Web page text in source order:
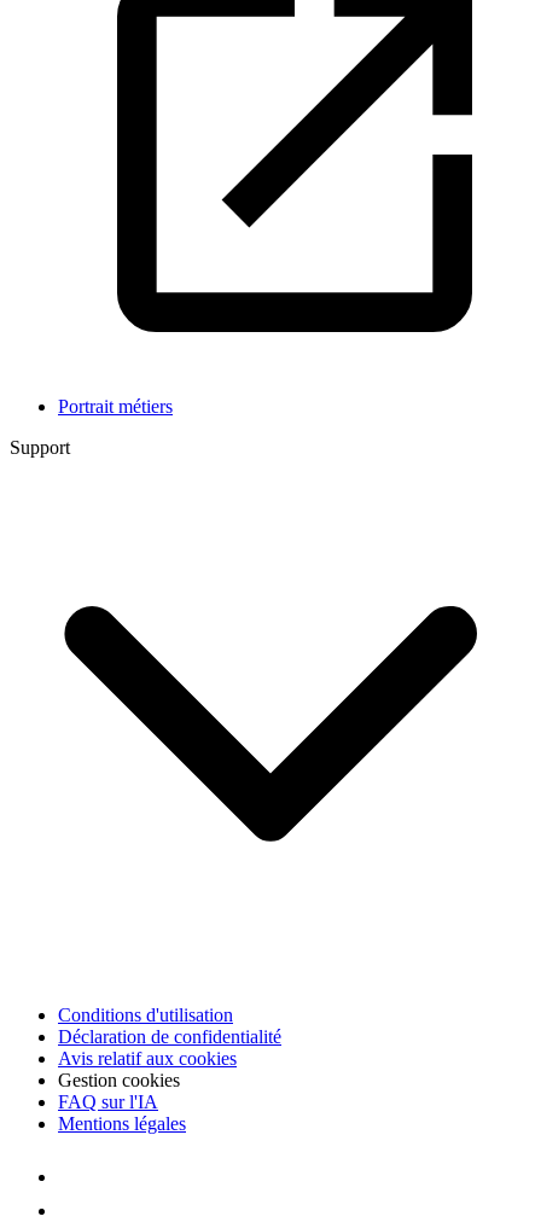
Portrait métiers
Support
Conditions d'utilisation
Déclaration de confidentialité
Avis relatif aux cookies
Gestion cookies
FAQ sur l'IA
Mentions légales